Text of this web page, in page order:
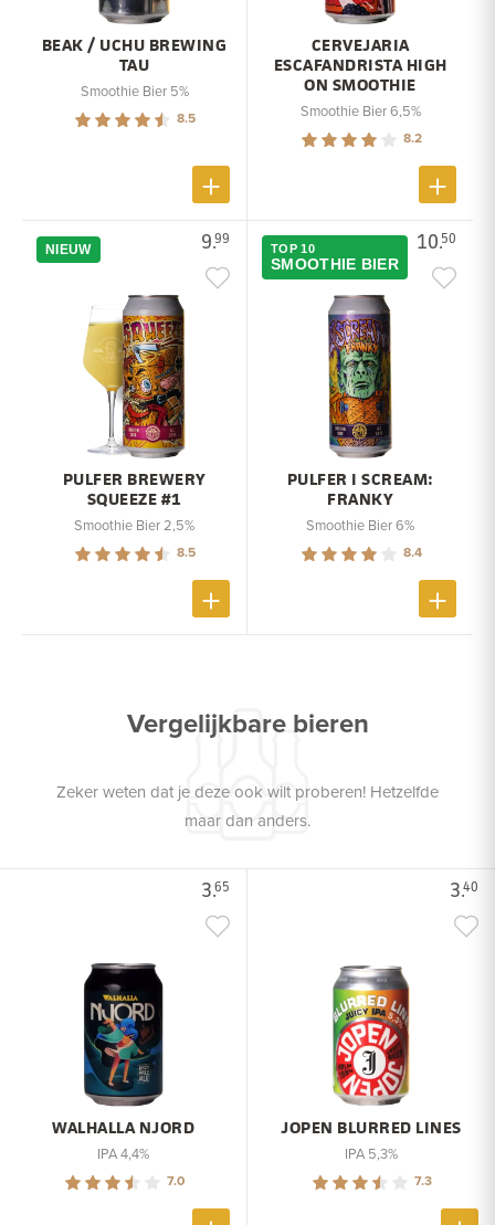
BEAK / UCHU BREWING
TAU
Smoothie Bier 5%
8.5
CERVEJARIA
ESCAFANDRISTA HIGH
ON SMOOTHIE
Smoothie Bier 6,5%
8.2
9.99
NIEUW
PULFER BREWERY
SQUEEZE #1
Smoothie Bier 2,5%
8.5
10.50
TOP 10
SMOOTHIE BIER
PULFER I SCREAM:
FRANKY
Smoothie Bier 6%
8.4
Vergelijkbare bieren
Zeker weten dat je deze ook wilt proberen! Hetzelfde
maar dan anders.
3.65
WALHALLA NJORD
IPA 4,4%
7.0
3.40
JOPEN BLURRED LINES
IPA 5,3%
7.3